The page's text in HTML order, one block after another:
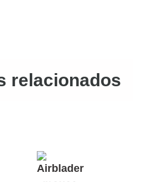
relacionados